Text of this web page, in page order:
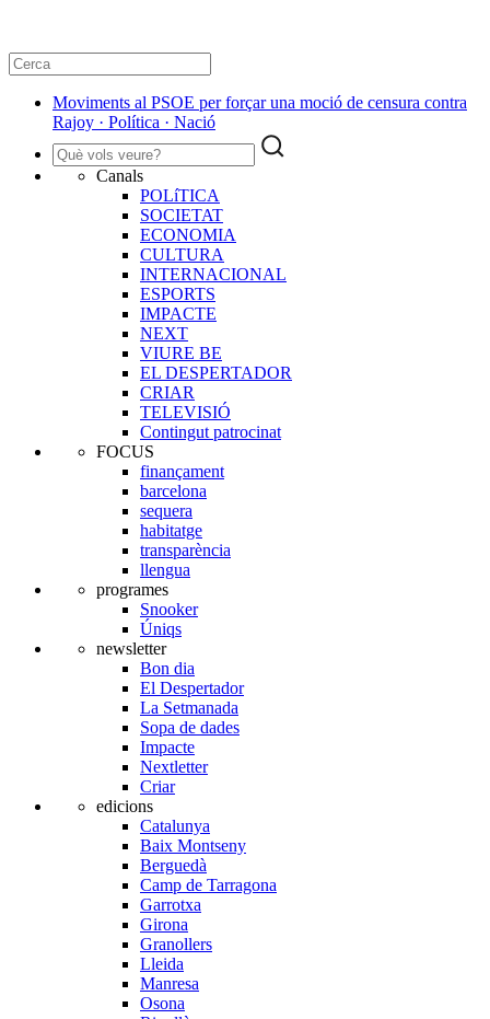
Moviments al PSOE per forçar una moció de censura contra
Rajoy · Política · Nació
Canals
POLíTICA
SOCIETAT
ECONOMIA
CULTURA
INTERNACIONAL
ESPORTS
IMPACTE
NEXT
VIURE BE
EL DESPERTADOR
CRIAR
TELEVISIÓ
Contingut patrocinat
FOCUS
finançament
barcelona
sequera
habitatge
transparència
llengua
programes
Snooker
Úniqs
newsletter
Bon dia
El Despertador
La Setmanada
Sopa de dades
Impacte
Nextletter
Criar
edicions
Catalunya
Baix Montseny
Berguedà
Camp de Tarragona
Garrotxa
Girona
Granollers
Lleida
Manresa
Osona